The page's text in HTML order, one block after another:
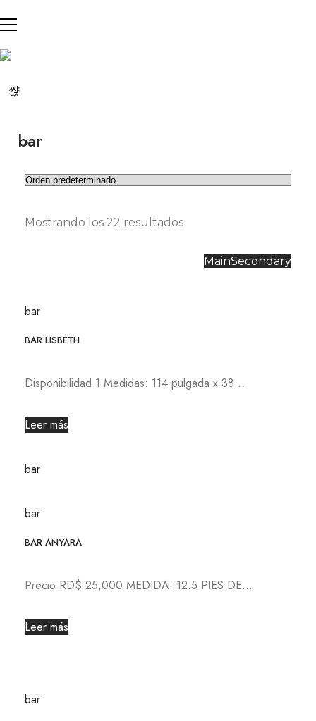
bar
Mostrando los 22 resultados
MainSecondary
bar
BAR LISBETH
Disponibilidad 1 Medidas: 114 pulgada x 38...
Leer más
bar
bar
BAR ANYARA
Precio RD$ 25,000 MEDIDA: 12.5 PIES DE...
Leer más
bar